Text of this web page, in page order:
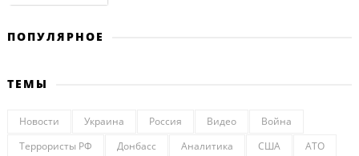
ПОПУЛЯРНОЕ
ТЕМЫ
Новости Украина Россия Видео
Война
Террористы РФ
Донбасс Аналитика США
АТО